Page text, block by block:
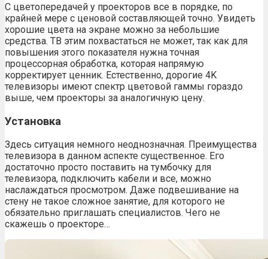
С цветопередачей у проекторов все в порядке, по
крайней мере с ценовой составляющей точно. Увидеть
хорошие цвета на экране можно за небольшие
средства. ТВ этим похвастаться не может, так как для
повышения этого показателя нужна точная
процессорная обработка, которая напрямую
корректирует ценник. Естественно, дорогие 4K
телевизоры имеют спектр цветовой гаммы гораздо
выше, чем проекторы за аналогичную цену.
Установка
Здесь ситуация немного неоднозначная. Преимущества
телевизора в данном аспекте существенное. Его
достаточно просто поставить на тумбочку для
телевизора, подключить кабели и все, можно
наслаждаться просмотром. Даже подвешивание на
стену не такое сложное занятие, для которого не
обязательно приглашать специалистов. Чего не
скажешь о проекторе…